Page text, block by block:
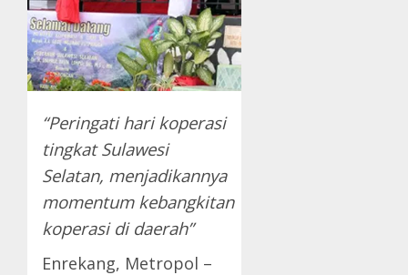
“Peringati hari koperasi
tingkat Sulawesi
Selatan, menjadikannya
momentum kebangkitan
koperasi di daerah”
Enrekang, Metropol –